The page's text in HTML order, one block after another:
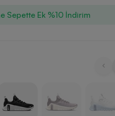
Sepette Ek %10 İndirim